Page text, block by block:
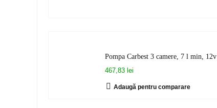
Pompa Carbest 3 camere, 7 l min, 12v
467,83 lei
Adaugă pentru comparare